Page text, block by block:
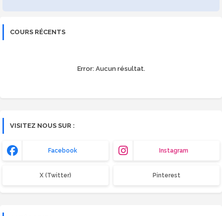
COURS RÉCENTS
Error:Aucun résultat.
VISITEZ NOUS SUR :
Facebook Instagram
X (Twitter) Pinterest